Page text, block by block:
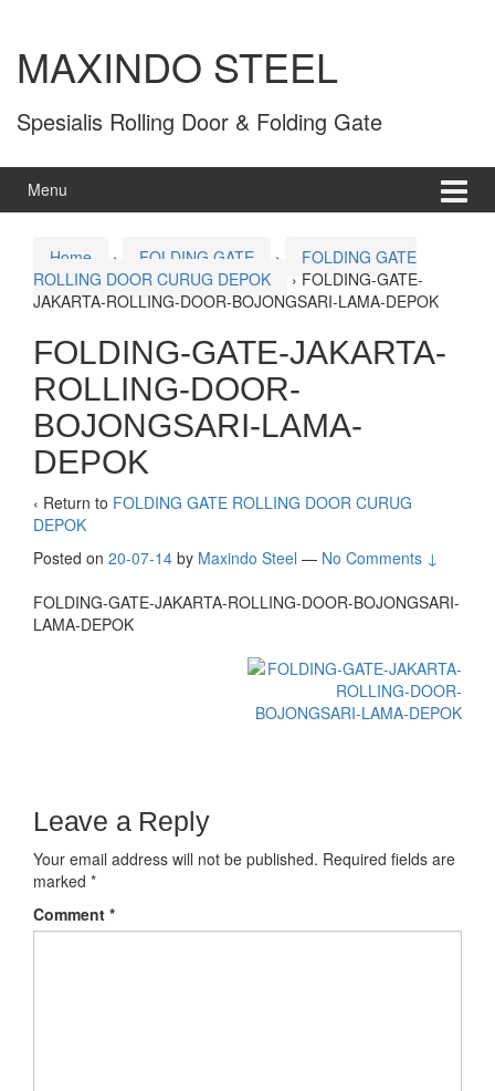
MAXINDO STEEL
Spesialis Rolling Door & Folding Gate
Menu
Home › FOLDING GATE ›
FOLDING GATE
ROLLING DOOR CURUG DEPOK
› FOLDING-GATE-
JAKARTA-ROLLING-DOOR-BOJONGSARI-LAMA-DEPOK
FOLDING-GATE-JAKARTA-
ROLLING-DOOR-
BOJONGSARI-LAMA-
DEPOK
‹ Return to FOLDING GATE ROLLING DOOR CURUG
DEPOK
Posted on 20-07-14 by Maxindo Steel — No Comments ↓
FOLDING-GATE-JAKARTA-ROLLING-DOOR-BOJONGSARI-
LAMA-DEPOK
Leave a Reply
Your email address will not be published. Required fields are
marked *
Comment *